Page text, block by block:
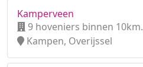
Kamperveen
9 hoveniers binnen 10km.
Kampen, Overijssel